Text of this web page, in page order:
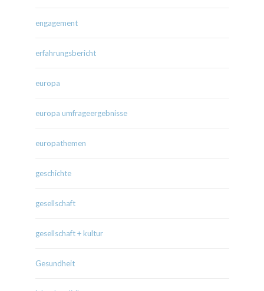
engagement
erfahrungsbericht
europa
europa umfrageergebnisse
europathemen
geschichte
gesellschaft
gesellschaft + kultur
Gesundheit